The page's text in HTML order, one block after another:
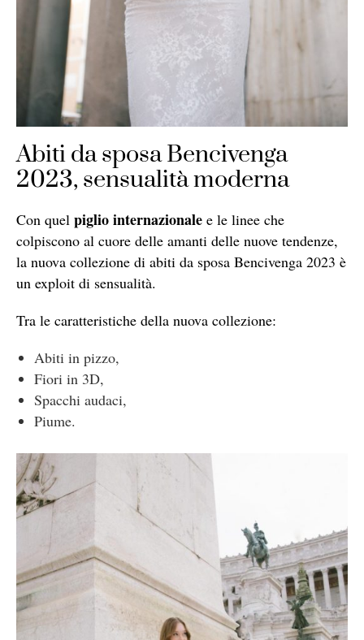
Abiti da sposa Bencivenga
2023, sensualità moderna
Con quel piglio internazionale e le linee che
colpiscono al cuore delle amanti delle nuove tendenze,
la nuova collezione di abiti da sposa Bencivenga 2023 è
un exploit di sensualità.
Tra le caratteristiche della nuova collezione:
Abiti in pizzo,
Fiori in 3D,
Spacchi audaci,
Piume.